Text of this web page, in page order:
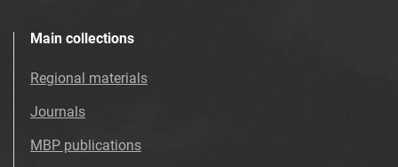
Main collections
Regional materials
Journals
MBP publications